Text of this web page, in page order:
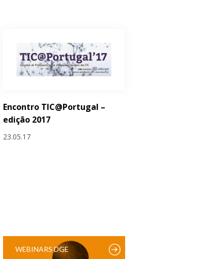
Encontro TIC@Portugal –
edição 2017
23.05.17
WEBINARS DGE